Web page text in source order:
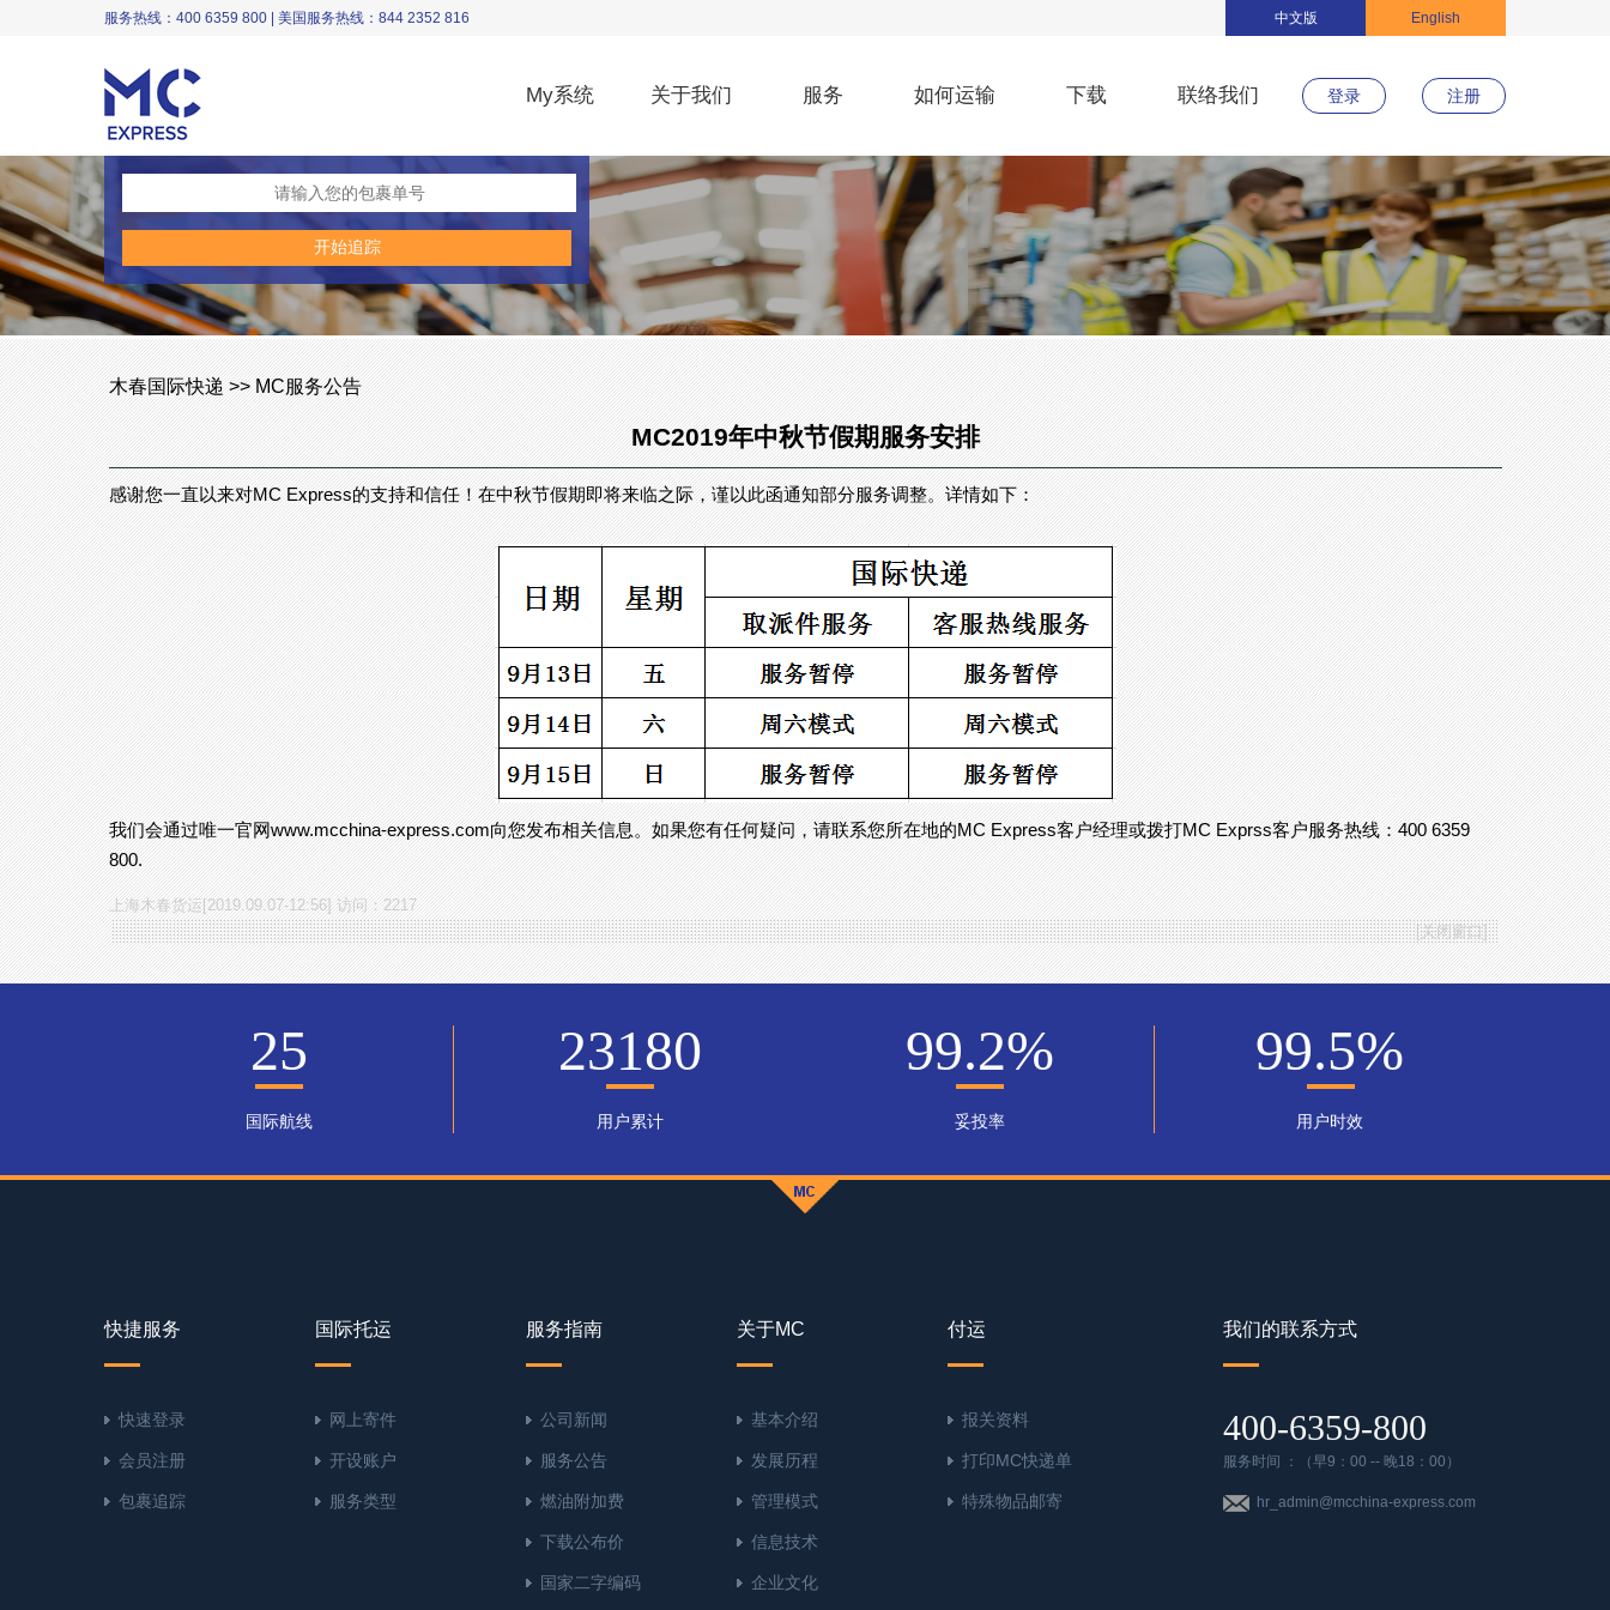
服务热线：400 6359 800 | 美国服务热线：844 2352 816 中文版 English
登录 注册
My系统 关于我们 服务 如何运输 下载 联络我们
木春国际快递 >> MC服务公告
MC2019年中秋节假期服务安排
感谢您一直以来对MC Express的支持和信任！在中秋节假期即将来临之际，谨以此函通知部分服务调整。详情如下：
我们会通过唯一官网www.mcchina-express.com向您发布相关信息。如果您有任何疑问，请联系您所在地的MC Express客户经理或拨打MC Exprss客户服务热线：400 6359
800.
上海木春货运[2019.09.07-12:56] 访问：2217
[关闭窗口]
25
国际航线
23180
用户累计
99.2%
妥投率
99.5%
用户时效
快捷服务
快速登录
会员注册
包裹追踪
国际托运
网上寄件
开设账户
服务类型
服务指南
公司新闻
服务公告
燃油附加费
下载公布价
国家二字编码
关于MC
基本介绍
发展历程
管理模式
信息技术
企业文化
付运
报关资料
打印MC快递单
特殊物品邮寄
我们的联系方式
400-6359-800
服务时间 ：（早9：00 -- 晚18：00）
hr_admin@mcchina-express.com